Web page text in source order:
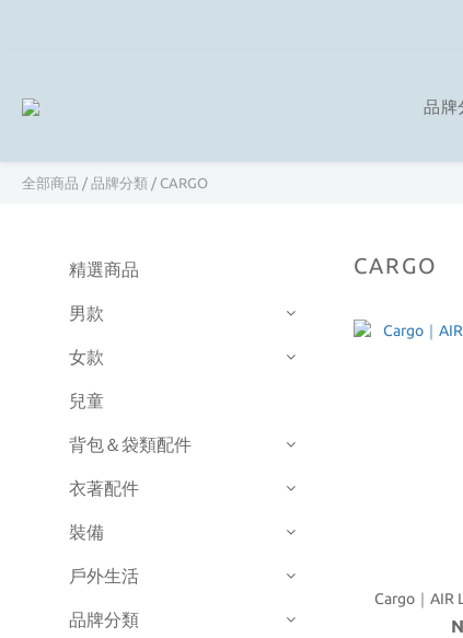
品牌
全部商品 / 品牌分類 / CARGO
精選商品
男款
女款
兒童
背包＆袋類配件
衣著配件
裝備
戶外生活
品牌分類
CARGO
Cargo｜AIR